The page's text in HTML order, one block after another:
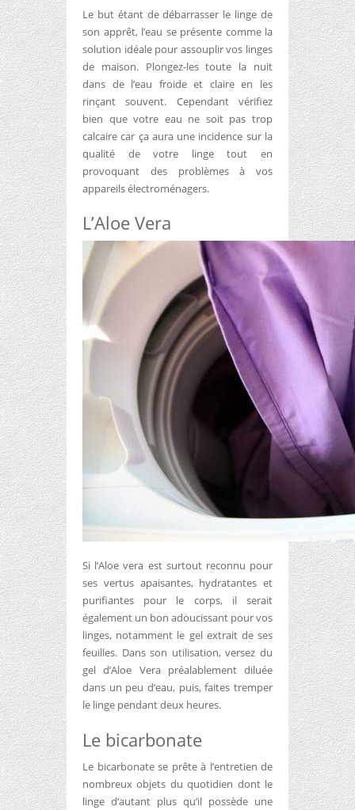
Le but étant de débarrasser le linge de
son apprêt, l’eau se présente comme la
solution idéale pour assouplir vos linges
de maison. Plongez-les toute la nuit
dans de l’eau froide et claire en les
rinçant souvent. Cependant vérifiez
bien que votre eau ne soit pas trop
calcaire car ça aura une incidence sur la
qualité de votre linge tout en
provoquant des problèmes à vos
appareils électroménagers.
L’Aloe Vera
Si l’Aloe vera est surtout reconnu pour
ses vertus apaisantes, hydratantes et
purifiantes pour le corps, il serait
également un bon adoucissant pour vos
linges, notamment le gel extrait de ses
feuilles. Dans son utilisation, versez du
gel d’Aloe Vera préalablement diluée
dans un peu d’eau, puis, faites tremper
le linge pendant deux heures.
Le bicarbonate
Le bicarbonate se prête à l’entretien de
nombreux objets du quotidien dont le
linge d’autant plus qu’il possède une